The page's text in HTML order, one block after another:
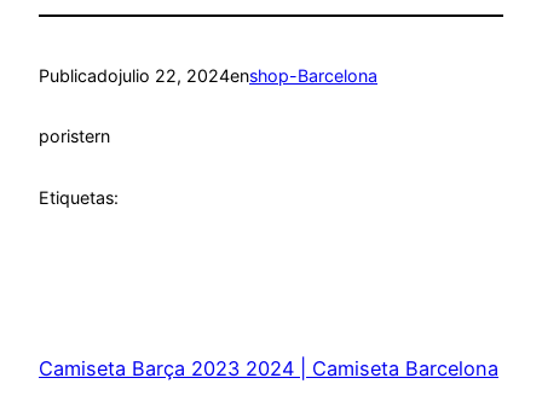
Publicadojulio 22, 2024enshop-Barcelona
poristern
Etiquetas:
Camiseta Barça 2023 2024 | Camiseta Barcelona